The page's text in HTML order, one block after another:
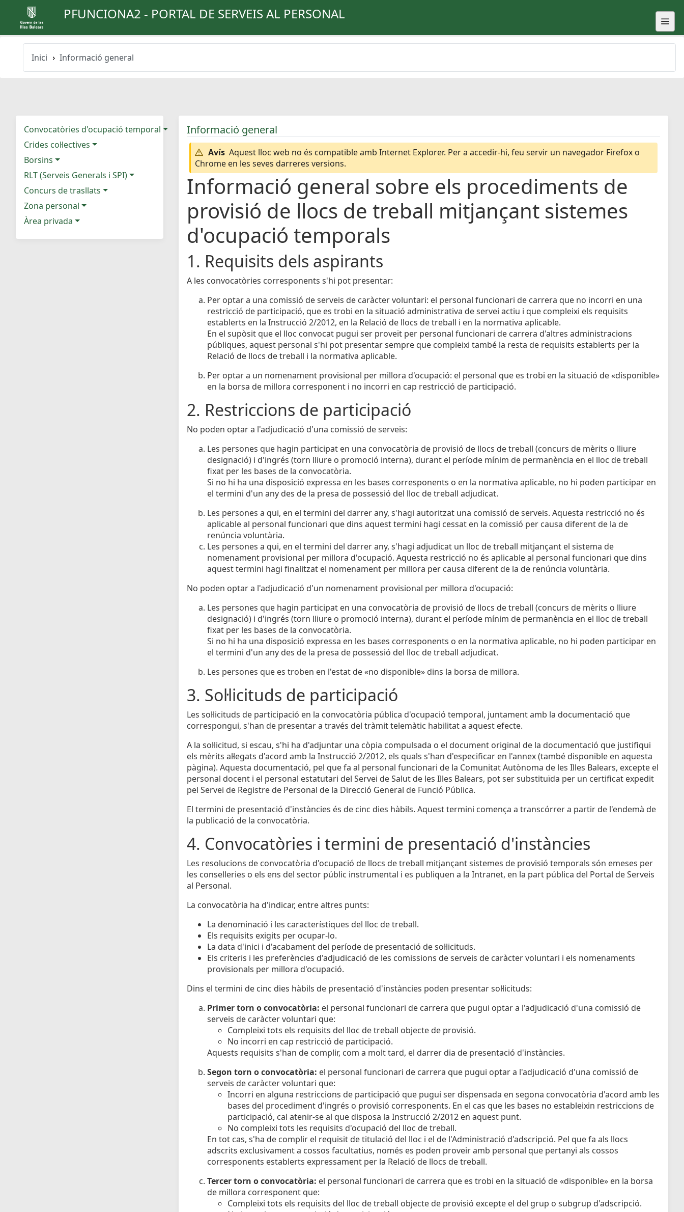
PFUNCIONA2 - PORTAL DE SERVEIS AL PERSONAL
Inici Informació general
Convocatòries d'ocupació temporal
Crides col·lectives
Borsins
RLT (Serveis Generals i SPI)
Concurs de trasllats
Zona personal
Àrea privada
Informació general
Avís Aquest lloc web no és compatible amb Internet Explorer. Per a accedir-hi, feu servir un navegador Firefox o
Chrome en les seves darreres versions.
Informació general sobre els procediments de
provisió de llocs de treball mitjançant sistemes
d'ocupació temporals
1. Requisits dels aspirants
A les convocatòries corresponents s'hi pot presentar:
Per optar a una comissió de serveis de caràcter voluntari: el personal funcionari de carrera que no incorri en una
restricció de participació, que es trobi en la situació administrativa de servei actiu i que compleixi els requisits
establerts en la Instrucció 2/2012, en la Relació de llocs de treball i en la normativa aplicable.
En el supòsit que el lloc convocat pugui ser proveït per personal funcionari de carrera d'altres administracions
públiques, aquest personal s'hi pot presentar sempre que compleixi també la resta de requisits establerts per la
Relació de llocs de treball i la normativa aplicable.
Per optar a un nomenament provisional per millora d'ocupació: el personal que es trobi en la situació de «disponible»
en la borsa de millora corresponent i no incorri en cap restricció de participació.
2. Restriccions de participació
No poden optar a l'adjudicació d'una comissió de serveis:
Les persones que hagin participat en una convocatòria de provisió de llocs de treball (concurs de mèrits o lliure
designació) i d'ingrés (torn lliure o promoció interna), durant el període mínim de permanència en el lloc de treball
fixat per les bases de la convocatòria.
Si no hi ha una disposició expressa en les bases corresponents o en la normativa aplicable, no hi poden participar en
el termini d'un any des de la presa de possessió del lloc de treball adjudicat.
Les persones a qui, en el termini del darrer any, s'hagi autoritzat una comissió de serveis. Aquesta restricció no és
aplicable al personal funcionari que dins aquest termini hagi cessat en la comissió per causa diferent de la de
renúncia voluntària.
Les persones a qui, en el termini del darrer any, s'hagi adjudicat un lloc de treball mitjançant el sistema de
nomenament provisional per millora d'ocupació. Aquesta restricció no és aplicable al personal funcionari que dins
aquest termini hagi finalitzat el nomenament per millora per causa diferent de la de renúncia voluntària.
No poden optar a l'adjudicació d'un nomenament provisional per millora d'ocupació:
Les persones que hagin participat en una convocatòria de provisió de llocs de treball (concurs de mèrits o lliure
designació) i d'ingrés (torn lliure o promoció interna), durant el període mínim de permanència en el lloc de treball
fixat per les bases de la convocatòria.
Si no hi ha una disposició expressa en les bases corresponents o en la normativa aplicable, no hi poden participar en
el termini d'un any des de la presa de possessió del lloc de treball adjudicat.
Les persones que es troben en l'estat de «no disponible» dins la borsa de millora.
3. Sol·licituds de participació
Les sol·licituds de participació en la convocatòria pública d'ocupació temporal, juntament amb la documentació que
correspongui, s'han de presentar a través del tràmit telemàtic habilitat a aquest efecte.
A la sol·licitud, si escau, s'hi ha d'adjuntar una còpia compulsada o el document original de la documentació que justifiqui
els mèrits al·legats d'acord amb la Instrucció 2/2012, els quals s'han d'especificar en l'annex (també disponible en aquesta
pàgina). Aquesta documentació, pel que fa al personal funcionari de la Comunitat Autònoma de les Illes Balears, excepte el
personal docent i el personal estatutari del Servei de Salut de les Illes Balears, pot ser substituïda per un certificat expedit
pel Servei de Registre de Personal de la Direcció General de Funció Pública.
El termini de presentació d'instàncies és de cinc dies hàbils. Aquest termini comença a transcórrer a partir de l'endemà de
la publicació de la convocatòria.
4. Convocatòries i termini de presentació d'instàncies
Les resolucions de convocatòria d'ocupació de llocs de treball mitjançant sistemes de provisió temporals són emeses per
les conselleries o els ens del sector públic instrumental i es publiquen a la Intranet, en la part pública del Portal de Serveis
al Personal.
La convocatòria ha d'indicar, entre altres punts:
La denominació i les característiques del lloc de treball.
Els requisits exigits per ocupar-lo.
La data d'inici i d'acabament del període de presentació de sol·licituds.
Els criteris i les preferències d'adjudicació de les comissions de serveis de caràcter voluntari i els nomenaments
provisionals per millora d'ocupació.
Dins el termini de cinc dies hàbils de presentació d'instàncies poden presentar sol·licituds:
Primer torn o convocatòria: el personal funcionari de carrera que pugui optar a l'adjudicació d'una comissió de
serveis de caràcter voluntari que:
Compleixi tots els requisits del lloc de treball objecte de provisió.
No incorri en cap restricció de participació.
Aquests requisits s'han de complir, com a molt tard, el darrer dia de presentació d'instàncies.
Segon torn o convocatòria: el personal funcionari de carrera que pugui optar a l'adjudicació d'una comissió de
serveis de caràcter voluntari que:
Incorri en alguna restriccions de participació que pugui ser dispensada en segona convocatòria d'acord amb les
bases del procediment d'ingrés o provisió corresponents. En el cas que les bases no estableixin restriccions de
participació, cal atenir-se al que disposa la Instrucció 2/2012 en aquest punt.
No compleixi tots les requisits d'ocupació del lloc de treball.
En tot cas, s'ha de complir el requisit de titulació del lloc i el de l'Administració d'adscripció. Pel que fa als llocs
adscrits exclusivament a cossos facultatius, només es poden proveir amb personal que pertanyi als cossos
corresponents establerts expressament per la Relació de llocs de treball.
Tercer torn o convocatòria: el personal funcionari de carrera que es trobi en la situació de «disponible» en la borsa
de millora corresponent que:
Compleixi tots els requisits del lloc de treball objecte de provisió excepte el del grup o subgrup d'adscripció.